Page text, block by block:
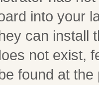
into your
can install
not exist,
found at